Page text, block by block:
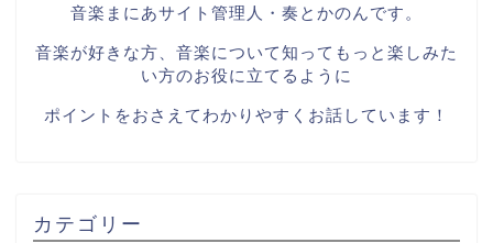
音楽まにあサイト管理人・奏とかのんです。
音楽が好きな方、音楽について知ってもっと楽しみた
い方のお役に立てるように
ポイントをおさえてわかりやすくお話しています！
カテゴリー